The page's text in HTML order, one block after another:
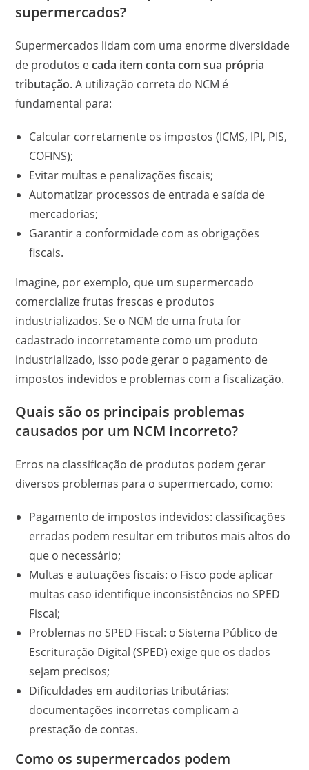
supermercados?
Supermercados lidam com uma enorme diversidade
de produtos ecada item conta com sua própria
tributação. A utilização correta do NCM é
fundamental para:
Calcular corretamente os impostos (ICMS, IPI, PIS,
COFINS);
Evitar multas e penalizações fiscais;
Automatizar processos de entrada e saída de
mercadorias;
Garantir a conformidade com as obrigações
fiscais.
Imagine, por exemplo, que um supermercado
comercialize frutas frescas e produtos
industrializados. Se o NCM de uma fruta for
cadastrado incorretamente como um produto
industrializado, isso pode gerar o pagamento de
impostos indevidos e problemas com a fiscalização.
Quais são os principais problemas
causados por um NCM incorreto?
Erros na classificação de produtos podem gerar
diversos problemas para o supermercado, como:
Pagamento de impostos indevidos: classificações
erradas podem resultar em tributos mais altos do
que o necessário;
Multas e autuações fiscais: o Fisco pode aplicar
multas caso identifique inconsistências no SPED
Fiscal;
Problemas no SPED Fiscal: o Sistema Público de
Escrituração Digital (SPED) exige que os dados
sejam precisos;
Dificuldades em auditorias tributárias:
documentações incorretas complicam a
prestação de contas.
Como os supermercados podem